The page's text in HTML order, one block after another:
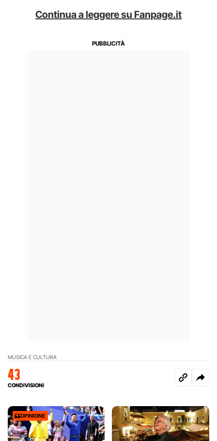
Continua a leggere su Fanpage.it
MUSICA E CULTURA
43
CONDIVISIONI
OPINIONE